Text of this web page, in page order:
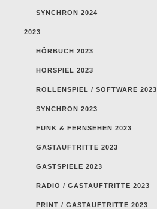
SYNCHRON 2024
2023
HÖRBUCH 2023
HÖRSPIEL 2023
ROLLENSPIEL / SOFTWARE 2023
SYNCHRON 2023
FUNK & FERNSEHEN 2023
GASTAUFTRITTE 2023
GASTSPIELE 2023
RADIO / GASTAUFTRITTE 2023
PRINT / GASTAUFTRITTE 2023